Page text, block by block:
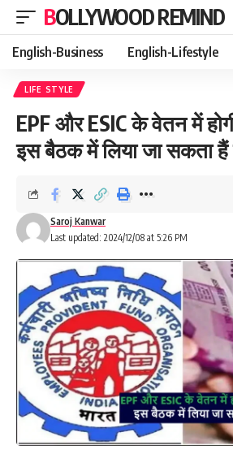
BOLLYWOOD REMIND
English-Business English-Lifestyle
LIFE STYLE
EPF और ESIC के वेतन में होगी
इस बैठक में लिया जा सकता हैं
Last updated: 2024/12/08 at 5:26 PM
Saroj Kanwar